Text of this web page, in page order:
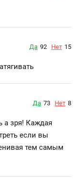
Да 92 Нет 15
Да 73 Нет 8
а зря! Каждая
если вы
тем самым